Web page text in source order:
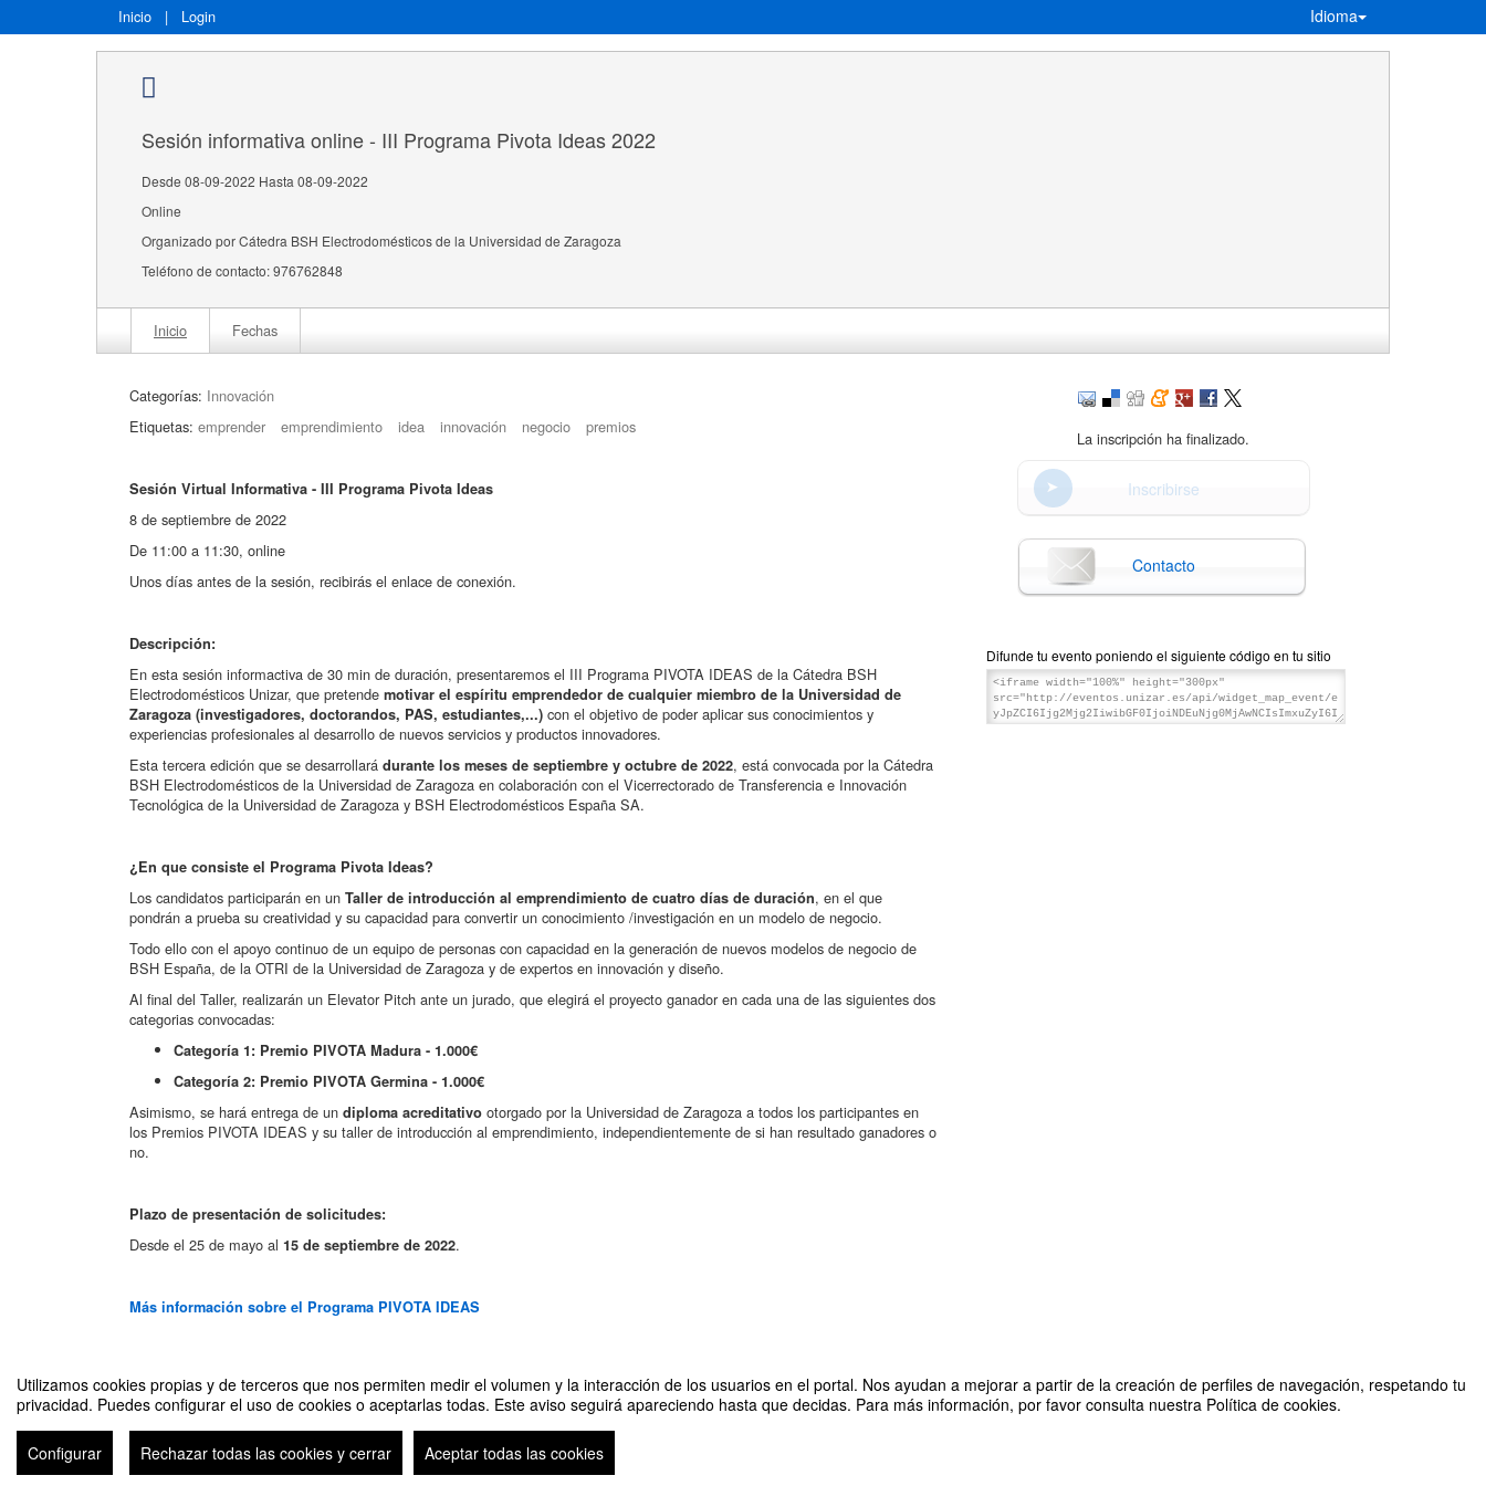
Utilizamos cookies propias y de terceros que nos permiten medir el volumen y la interacción de los usuarios en el portal. Nos ayudan a mejorar a partir de la creación de perfiles de navegación, respetando tu
privacidad. Puedes configurar el uso de cookies o aceptarlas todas. Este aviso seguirá apareciendo hasta que decidas. Para más información, por favor consulta nuestra Política de cookies.
Configurar Rechazar todas las cookies y cerrar Aceptar todas las cookies
Inicio | Login Idioma
Sesión informativa online - III Programa Pivota Ideas 2022
Desde 08-09-2022 Hasta 08-09-2022
Online
Organizado por Cátedra BSH Electrodomésticos de la Universidad de Zaragoza
Teléfono de contacto: 976762848
Inicio Fechas
Categorías: Innovación
Etiquetas: emprender emprendimiento idea innovación negocio premios
Sesión Virtual Informativa - III Programa Pivota Ideas
8 de septiembre de 2022
De 11:00 a 11:30, online
Unos días antes de la sesión, recibirás el enlace de conexión.
Descripción:
En esta sesión informactiva de 30 min de duración, presentaremos el III Programa PIVOTA IDEAS de la Cátedra BSH
Electrodomésticos Unizar, que pretende motivar el espíritu emprendedor de cualquier miembro de la Universidad de
Zaragoza (investigadores, doctorandos, PAS, estudiantes,...) con el objetivo de poder aplicar sus conocimientos y
experiencias profesionales al desarrollo de nuevos servicios y productos innovadores.
Esta tercera edición que se desarrollará durante los meses de septiembre y octubre de 2022, está convocada por la Cátedra
BSH Electrodomésticos de la Universidad de Zaragoza en colaboración con el Vicerrectorado de Transferencia e Innovación
Tecnológica de la Universidad de Zaragoza y BSH Electrodomésticos España SA.
¿En que consiste el Programa Pivota Ideas?
Los candidatos participarán en un Taller de introducción al emprendimiento de cuatro días de duración, en el que
pondrán a prueba su creatividad y su capacidad para convertir un conocimiento /investigación en un modelo de negocio.
Todo ello con el apoyo continuo de un equipo de personas con capacidad en la generación de nuevos modelos de negocio de
BSH España, de la OTRI de la Universidad de Zaragoza y de expertos en innovación y diseño.
Al final del Taller, realizarán un Elevator Pitch ante un jurado, que elegirá el proyecto ganador en cada una de las siguientes dos
categorias convocadas:
Categoría 1: Premio PIVOTA Madura - 1.000€
Categoría 2: Premio PIVOTA Germina - 1.000€
Asimismo, se hará entrega de un diploma acreditativo otorgado por la Universidad de Zaragoza a todos los participantes en
los Premios PIVOTA IDEAS y su taller de introducción al emprendimiento, independientemente de si han resultado ganadores o
no.
Plazo de presentación de solicitudes:
Desde el 25 de mayo al 15 de septiembre de 2022.
Más información sobre el Programa PIVOTA IDEAS
La inscripción ha finalizado.
Inscribirse
Contacto
Difunde tu evento poniendo el siguiente código en tu sitio
Sesión informativa online - III Programa Pivota Ideas 2022 Organizado por Cátedra BSH Electrodomésticos de la Universidad de Zaragoza
Plataforma de organización de eventos Symposium